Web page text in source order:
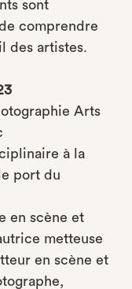
sont
comprendre
des artistes.
Arts
à la
port du
en scène et
metteuse
en scène et